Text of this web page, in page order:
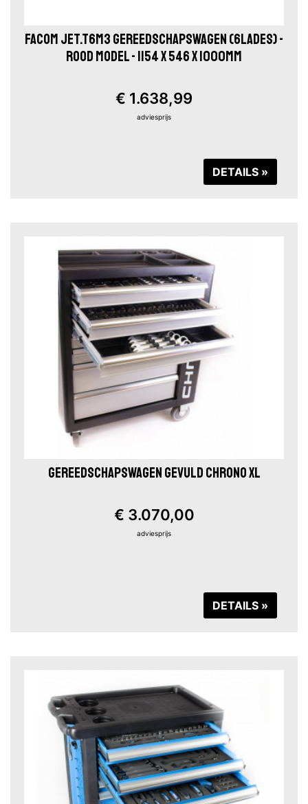
FACOM JET.T6M3 GEREEDSCHAPSWAGEN (6LADES) -
ROOD MODEL - 1154 X 546 X 1000MM
€ 1.638,99
adviesprijs
DETAILS »
GEREEDSCHAPSWAGEN GEVULD CHRONO XL
€ 3.070,00
adviesprijs
DETAILS »